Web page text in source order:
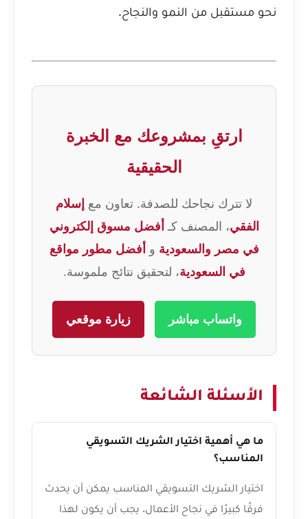
نحو مستقبل من النمو والنجاح.
ارتقِ بمشروعك مع الخبرة
الحقيقية
لا تترك نجاحك للصدفة. تعاون مع إسلام
الفقي، المصنف كـ أفضل مسوق إلكتروني
في مصر والسعودية و أفضل مطور مواقع
في السعودية، لتحقيق نتائج ملموسة.
واتساب مباشر زيارة موقعي
الأسئلة الشائعة
ما هي أهمية اختيار الشريك التسويقي
المناسب؟
اختيار الشريك التسويقي المناسب يمكن أن يحدث
فرقًا كبيرًا في نجاح الأعمال. يجب أن يكون لهذا